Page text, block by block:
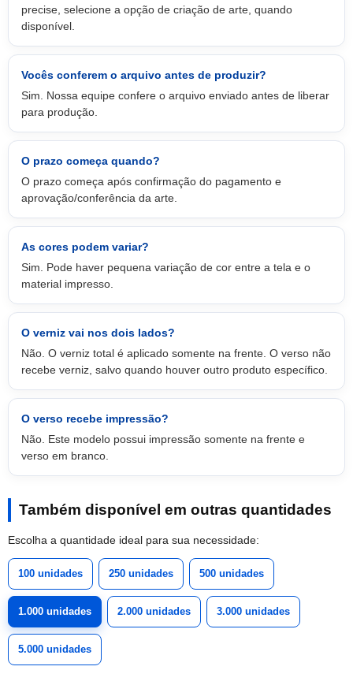
precise, selecione a opção de criação de arte, quando
disponível.
Vocês conferem o arquivo antes de produzir?
Sim. Nossa equipe confere o arquivo enviado antes de liberar
para produção.
O prazo começa quando?
O prazo começa após confirmação do pagamento e
aprovação/conferência da arte.
As cores podem variar?
Sim. Pode haver pequena variação de cor entre a tela e o
material impresso.
O verniz vai nos dois lados?
Não. O verniz total é aplicado somente na frente. O verso não
recebe verniz, salvo quando houver outro produto específico.
O verso recebe impressão?
Não. Este modelo possui impressão somente na frente e
verso em branco.
Também disponível em outras quantidades
Escolha a quantidade ideal para sua necessidade:
100 unidades 250 unidades 500 unidades
1.000 unidades 2.000 unidades 3.000 unidades
5.000 unidades